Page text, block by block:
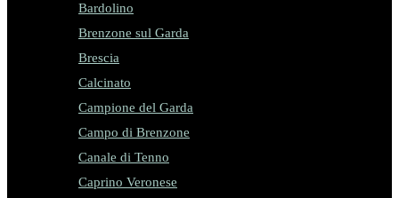
Bardolino
Brenzone sul Garda
Brescia
Calcinato
Campione del Garda
Campo di Brenzone
Canale di Tenno
Caprino Veronese